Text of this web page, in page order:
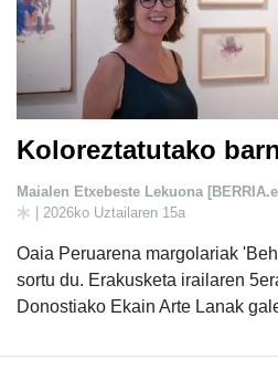
Koloreztatutako
Maialen Etxebeste Lekuona
| 2026ko Uztailaren 15a
Oaia Peruarena margolariak
sortu du. Erakusketa irailaren
Donostiako Ekain Arte Lanak